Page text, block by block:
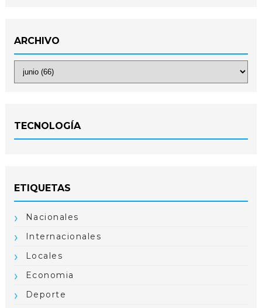
ARCHIVO
TECNOLOGÍA
ETIQUETAS
Nacionales
Internacionales
Locales
Economia
Deporte